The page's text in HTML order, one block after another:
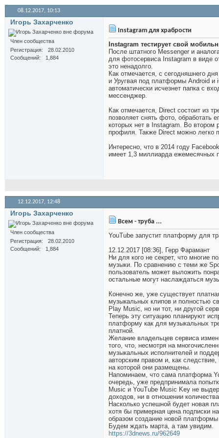
08.12.2017, 10:13
Игорь Захарченко
Член сообщества
Регистрация
28.02.2010
Сообщений
1,884
Instagram для храбрости
Instagram тестирует свой
После штатного Messenger и
для фотосервиса Instagram в виде
это ненадолго.
Как отмечается, с сегодняшнего
и Уругвая под платформы Android и
автоматически исчезнет папка с
мессенджер.
Как отмечается, Direct состоит из
позволяет снять фото, обработать
которых нет в Instagram. Во втором
профиля. Также Direct можно легко
Интересно, что в 2014 году
имеет 1,3 миллиарда ежемесячных
12.12.2017, 12:48
Игорь Захарченко
Член сообщества
Регистрация
28.02.2010
Сообщений
1,884
Всем - труба ...
YouTube запустит платформу для
12.12.2017 [08:36], Герр Фарамант
Ни для кого не секрет, что многие
музыки. По сравнению с теми же
пользователь может выложить
остальные могут наслаждаться
Конечно же, уже существует
музыкальных клипов и полностью
Play Music, но ни тот, ни другой
Теперь эту ситуацию планируют
платформу как для музыкальных
платной.
Желание владельцев сервиса
того, что, несмотря на
музыкальных исполнителей и
авторским правом и, как
на которой они размещены.
Напоминаем, что сама платформа
очередь, уже предпринимала
Music и YouTube Music Key не
доходов, ни в отношении
Насколько успешной будет новая
хотя бы примерная цена подписки
образом создание новой
Будем ждать марта, а там увидим.
https://3dnews.ru/962649